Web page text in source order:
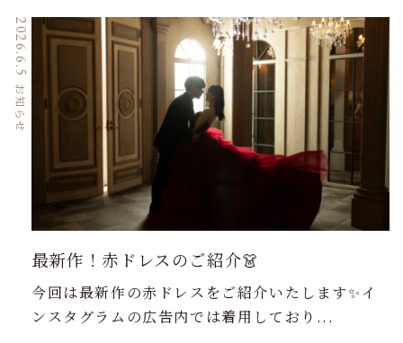
最新作！赤ドレスのご紹介👗
2026.6.5
お知らせ
今回は最新作の赤ドレスをご紹介いたします✨イ
ンスタグラムの広告内では着用しており...